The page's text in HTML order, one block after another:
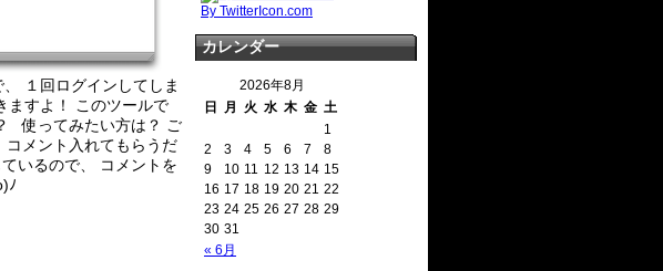
１回ログインしてしま
ますよ！ このツールで
使ってみたい方は？ ご
メント入れてもらうだ
いるので、 コメントを
ﾉ
By TwitterIcon.com
カレンダー
2026年8月
日
月 火 水 木 金 土
« 6月
1
2
3 4 5 6 7
8
9
10 11 12 13 14 15
16 17 18 19 20 21 22
23 24 25 26 27 28 29
30 31